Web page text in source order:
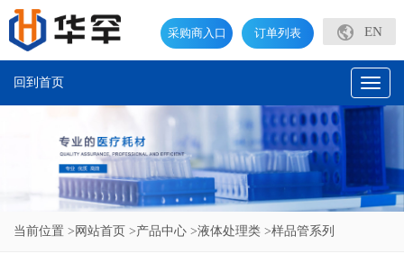
EN
订单列表
采购商入口
Toggle
回到首页
当前位置 >网站首页 >产品中心 >液体处理类 >样品管系列